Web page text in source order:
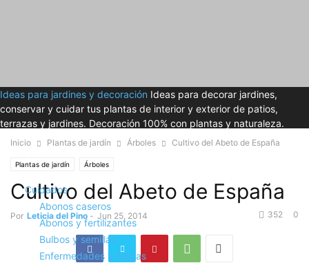
Ideas para jardines y decoración Ideas para decorar jardines,
conservar y cuidar tus plantas de interior y exterior de patios,
terrazas y jardines. Decoración 100% con plantas y naturaleza.
Cuidados
Abonos caseros
Abonos y fertilizantes
Bulbos y semillas
Enfermedades y plagas
Inicio Plantas de jardín Árboles Cultivo del Abeto de España
Plantas de jardín Árboles
Cultivo del Abeto de España
Por Leticia del Pino - Jun 25, 2014 0
352